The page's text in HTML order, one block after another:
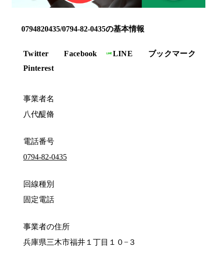
0794820435/0794-82-0435の基本情報
Twitter Facebook LINE
ブックマーク
Pinterest
事業者名
八代醍脩
電話番号
0794-82-0435
回線種別
固定電話
事業者の住所
兵庫県三木市福井１丁目１０−３